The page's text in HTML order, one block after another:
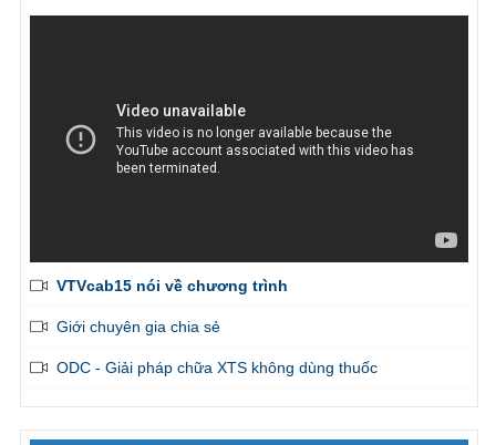
VTVcab15 nói về chương trình
Giới chuyên gia chia sẻ
ODC - Giải pháp chữa XTS không dùng thuốc